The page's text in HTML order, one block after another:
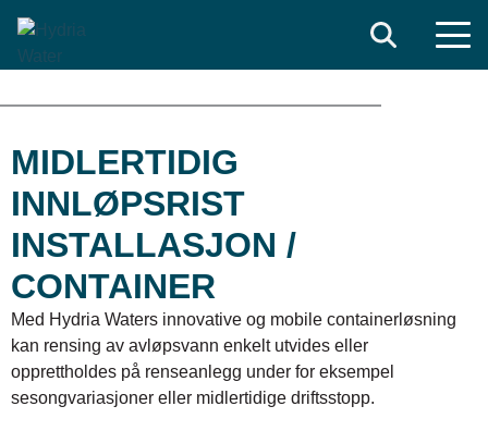
Search
MIDLERTIDIG
INNLØPSRIST
INSTALLASJON /
CONTAINER
Med Hydria Waters innovative og mobile containerløsning
kan rensing av avløpsvann enkelt utvides eller
opprettholdes på renseanlegg under for eksempel
sesongvariasjoner eller midlertidige driftsstopp.